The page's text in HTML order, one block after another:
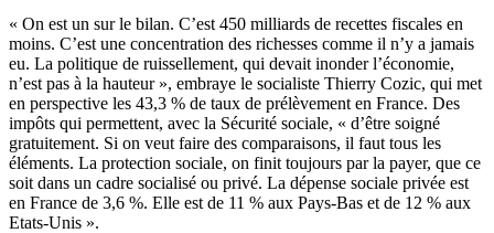
« On est un sur le bilan. C’est 450 milliards de recettes fiscales en
moins. C’est une concentration des richesses comme il n’y a jamais
eu. La politique de ruissellement, qui devait inonder l’économie,
n’est pas à la hauteur », embraye le socialiste Thierry Cozic, qui met
en perspective les 43,3 % de taux de prélèvement en France. Des
impôts qui permettent, avec la Sécurité sociale, « d’être soigné
gratuitement. Si on veut faire des comparaisons, il faut tous les
éléments. La protection sociale, on finit toujours par la payer, que ce
soit dans un cadre socialisé ou privé. La dépense sociale privée est
en France de 3,6 %. Elle est de 11 % aux Pays-Bas et de 12 % aux
Etats-Unis ».